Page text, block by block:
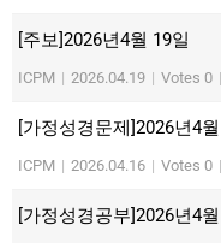
[주보]2026년4월 19일
ICPM | 2026.04.19 | Votes 0 |
[가정성경문제]2026년4
ICPM | 2026.04.16 | Votes 0 |
[가정성경공부]2026년4